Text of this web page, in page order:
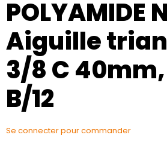
POLYAMIDE
Aiguille
3/8 C
B/12
Se connecter pour commander